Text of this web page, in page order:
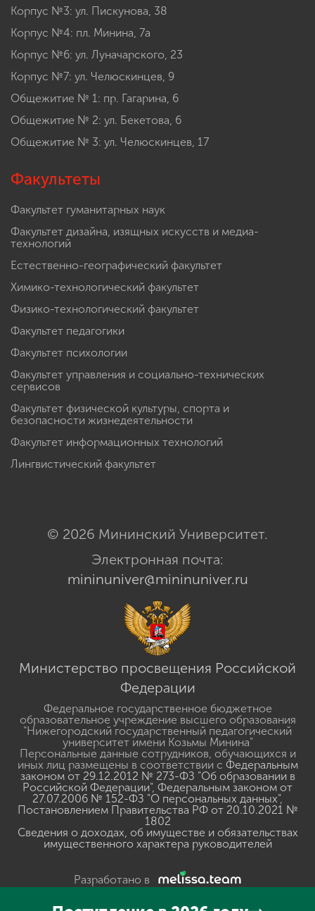
Корпус №3: ул. Пискунова, 38
Корпус №4: пл. Минина, 7а
Корпус №6: ул. Луначарского, 23
Корпус №7: ул. Челюскинцев, 9
Общежитие № 1: пр. Гагарина, 6
Общежитие № 2: ул. Бекетова, 6
Общежитие № 3: ул. Челюскинцев, 17
Факультеты
Факультет гуманитарных наук
Факультет дизайна, изящных искусств и медиа-
технологий
Естественно-географический факультет
Химико-технологический факультет
Физико-технологический факультет
Факультет педагогики
Факультет психологии
Факультет управления и социально-технических
сервисов
Факультет физической культуры, спорта и
безопасности жизнедеятельности
Факультет информационных технологий
Лингвистический факультет
© 2026 Мининский Университет.
Электронная почта:
mininuniver@mininuniver.ru
Министерство просвещения Российской
Федерации
Федеральное государственное бюджетное
образовательное учреждение высшего образования
"Нижегородский государственный педагогический
университет имени Козьмы Минина"
Персональные данные сотрудников, обучающихся и
иных лиц размещены в соответствии с Федеральным
законом от 29.12.2012 № 273-ФЗ "Об образовании в
Российской Федерации", Федеральным законом от
27.07.2006 № 152-ФЗ "О персональных данных",
Постановлением Правительства РФ от 20.10.2021 №
1802
Сведения о доходах, об имуществе и обязательствах
имущественного характера руководителей
Разработано в